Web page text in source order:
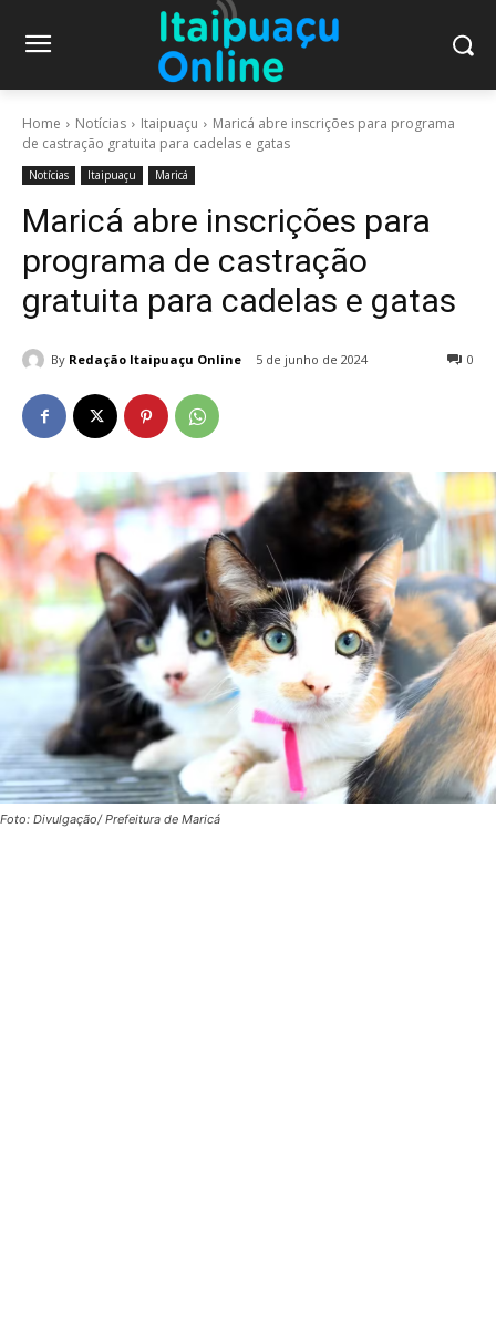
Home Notícias Itaipuaçu
Maricá abre inscrições para programa
de castração gratuita para cadelas e gatas
Notícias Itaipuaçu Maricá
Maricá abre inscrições para
programa de castração
gratuita para cadelas e gatas
By Redação Itaipuaçu Online 5 de junho de 2024 0
Foto: Divulgação/ Prefeitura de Maricá